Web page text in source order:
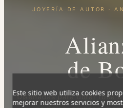
JOYERÍA DE AUTOR ·
de
Diseñadas para durar toda
Este sitio web utiliza cookies
mejorar nuestros servicios y